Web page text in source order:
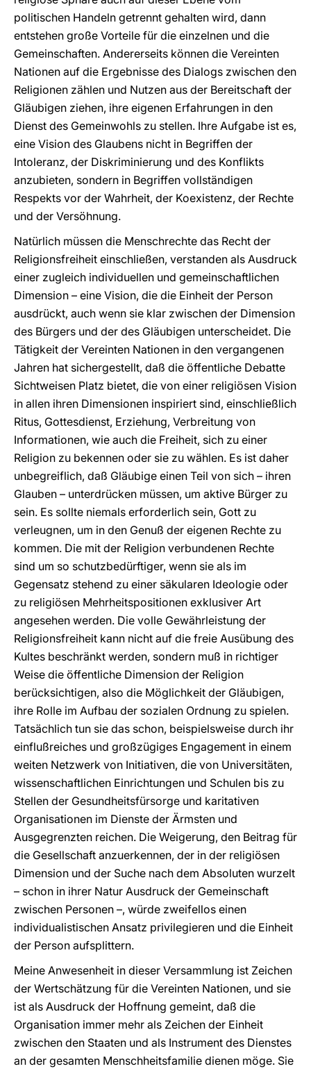
politischen Handeln getrennt gehalten wird, dann
entstehen große Vorteile für die einzelnen und die
Gemeinschaften. Andererseits können die Vereinten
Nationen auf die Ergebnisse des Dialogs zwischen den
Religionen zählen und Nutzen aus der Bereitschaft der
Gläubigen ziehen, ihre eigenen Erfahrungen in den
Dienst des Gemeinwohls zu stellen. Ihre Aufgabe ist es,
eine Vision des Glaubens nicht in Begriffen der
Intoleranz, der Diskriminierung und des Konflikts
anzubieten, sondern in Begriffen vollständigen
Respekts vor der Wahrheit, der Koexistenz, der Rechte
und der Versöhnung.
Natürlich müssen die Menschrechte das Recht der
Religionsfreiheit einschließen, verstanden als Ausdruck
einer zugleich individuellen und gemeinschaftlichen
Dimension – eine Vision, die die Einheit der Person
ausdrückt, auch wenn sie klar zwischen der Dimension
des Bürgers und der des Gläubigen unterscheidet. Die
Tätigkeit der Vereinten Nationen in den vergangenen
Jahren hat sichergestellt, daß die öffentliche Debatte
Sichtweisen Platz bietet, die von einer religiösen Vision
in allen ihren Dimensionen inspiriert sind, einschließlich
Ritus, Gottesdienst, Erziehung, Verbreitung von
Informationen, wie auch die Freiheit, sich zu einer
Religion zu bekennen oder sie zu wählen. Es ist daher
unbegreiflich, daß Gläubige einen Teil von sich – ihren
Glauben – unterdrücken müssen, um aktive Bürger zu
sein. Es sollte niemals erforderlich sein, Gott zu
verleugnen, um in den Genuß der eigenen Rechte zu
kommen. Die mit der Religion verbundenen Rechte
sind um so schutzbedürftiger, wenn sie als im
Gegensatz stehend zu einer säkularen Ideologie oder
zu religiösen Mehrheitspositionen exklusiver Art
angesehen werden. Die volle Gewährleistung der
Religionsfreiheit kann nicht auf die freie Ausübung des
Kultes beschränkt werden, sondern muß in richtiger
Weise die öffentliche Dimension der Religion
berücksichtigen, also die Möglichkeit der Gläubigen,
ihre Rolle im Aufbau der sozialen Ordnung zu spielen.
Tatsächlich tun sie das schon, beispielsweise durch ihr
einflußreiches und großzügiges Engagement in einem
weiten Netzwerk von Initiativen, die von Universitäten,
wissenschaftlichen Einrichtungen und Schulen bis zu
Stellen der Gesundheitsfürsorge und karitativen
Organisationen im Dienste der Ärmsten und
Ausgegrenzten reichen. Die Weigerung, den Beitrag für
die Gesellschaft anzuerkennen, der in der religiösen
Dimension und der Suche nach dem Absoluten wurzelt
– schon in ihrer Natur Ausdruck der Gemeinschaft
zwischen Personen –, würde zweifellos einen
individualistischen Ansatz privilegieren und die Einheit
der Person aufsplittern.
Meine Anwesenheit in dieser Versammlung ist Zeichen
der Wertschätzung für die Vereinten Nationen, und sie
ist als Ausdruck der Hoffnung gemeint, daß die
Organisation immer mehr als Zeichen der Einheit
zwischen den Staaten und als Instrument des Dienstes
an der gesamten Menschheitsfamilie dienen möge. Sie